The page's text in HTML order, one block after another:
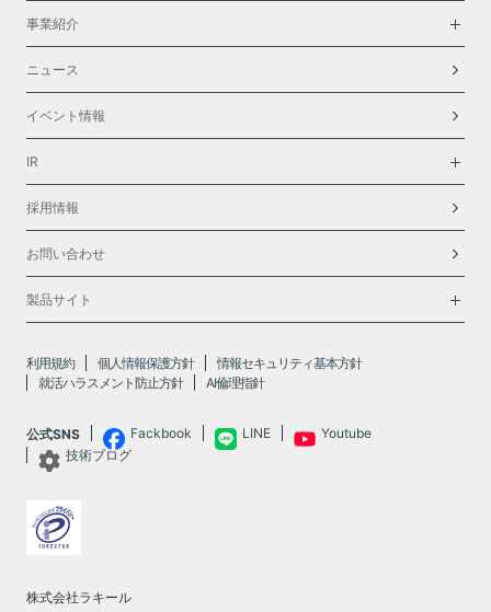
事業紹介
ニュース
イベント情報
IR
採用情報
お問い合わせ
製品サイト
利用規約 個人情報保護方針
情報セキュリティ基本方針
就活ハラスメント防止方針
AI倫理指針
公式SNS Fackbook LINE
Youtube
技術ブログ
株式会社ラキール